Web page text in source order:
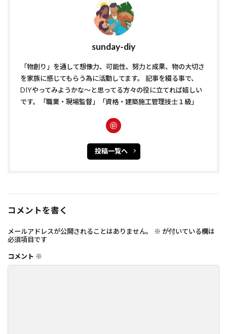
sunday-diy
「物創り」を通して想像力、可能性、努力と成果、物の大切さ
を家族に感じてもらう為に活動してます。 記事を綴る事で、
DIYやってみようかな〜と思ってる方々の役に立てれば嬉しい
です。「職業・現場監督」「資格・建築施工管理技士１級」
投稿一覧へ
コメントを書く
メールアドレスが公開されることはありません。 ※ が付いている欄は
必須項目です
コメント ※